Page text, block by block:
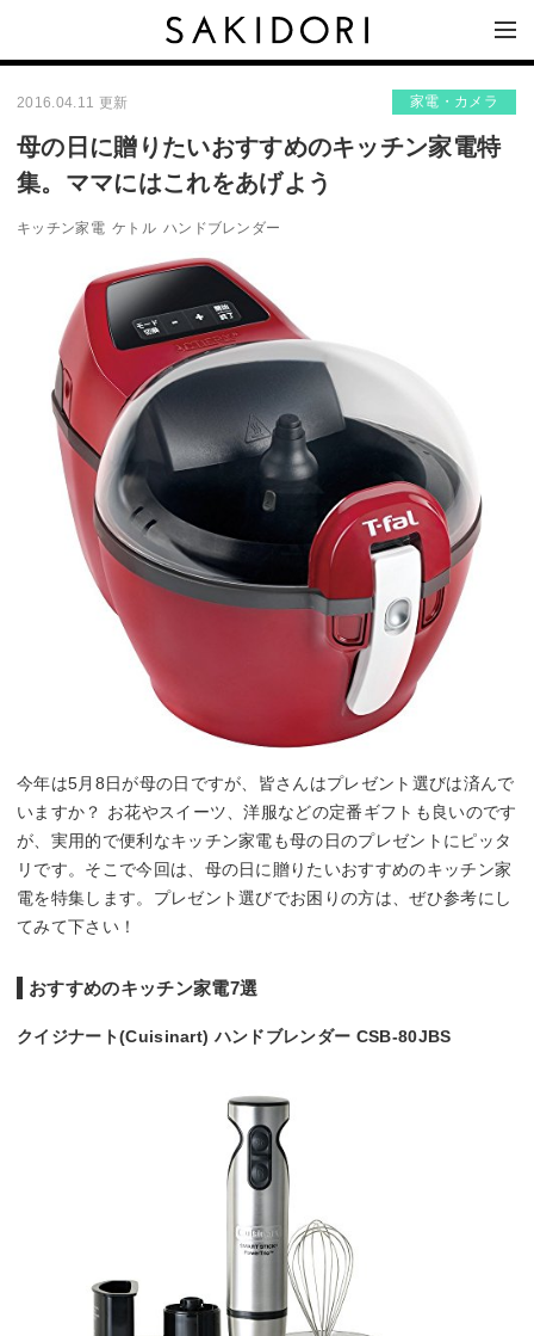
2016.04.11 更新 家電・カメラ
母の日に贈りたいおすすめのキッチン家電特
集。ママにはこれをあげよう
キッチン家電 ケトル ハンドブレンダー
今年は5月8日が母の日ですが、皆さんはプレゼント選びは済んで
いますか？ お花やスイーツ、洋服などの定番ギフトも良いのです
が、実用的で便利なキッチン家電も母の日のプレゼントにピッタ
リです。そこで今回は、母の日に贈りたいおすすめのキッチン家
電を特集します。プレゼント選びでお困りの方は、ぜひ参考にし
てみて下さい！
おすすめのキッチン家電7選
クイジナート(Cuisinart) ハンドブレンダー CSB-80JBS